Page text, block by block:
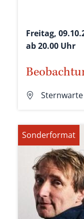
Freitag,
ab 20.00 Uhr
Sonderformat